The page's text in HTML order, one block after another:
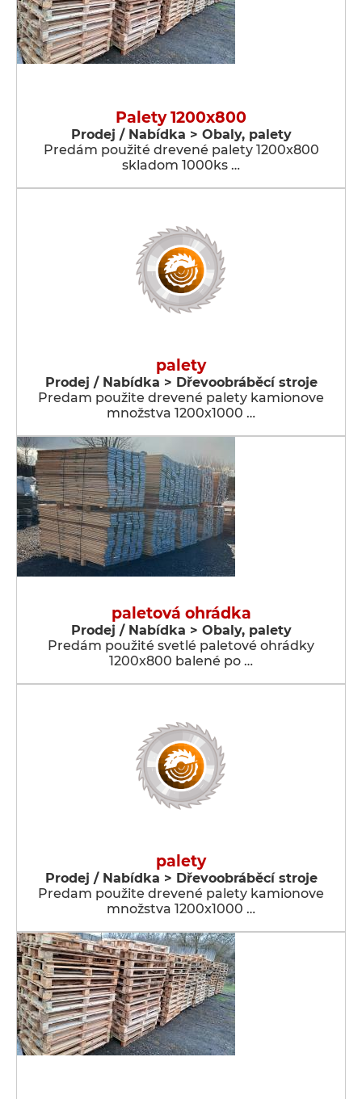
Palety 1200x800
Prodej / Nabídka > Obaly, palety
Predám použité drevené palety 1200x800
skladom 1000ks …
palety
Prodej / Nabídka > Dřevoobráběcí stroje
Predam použite drevené palety kamionove
množstva 1200x1000 …
paletová ohrádka
Prodej / Nabídka > Obaly, palety
Predám použité svetlé paletové ohrádky
1200x800 balené po …
palety
Prodej / Nabídka > Dřevoobráběcí stroje
Predam použite drevené palety kamionove
množstva 1200x1000 …